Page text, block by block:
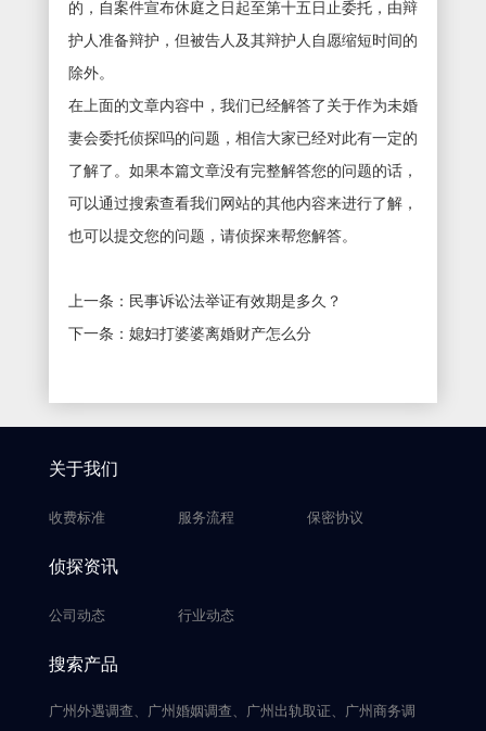
的，自案件宣布休庭之日起至第十五日止委托，由辩
护人准备辩护，但被告人及其辩护人自愿缩短时间的
除外。
在上面的文章内容中，我们已经解答了关于作为未婚
妻会委托侦探吗的问题，相信大家已经对此有一定的
了解了。如果本篇文章没有完整解答您的问题的话，
可以通过搜索查看我们网站的其他内容来进行了解，
也可以提交您的问题，请侦探来帮您解答。
上一条： 民事诉讼法举证有效期是多久？
下一条： 媳妇打婆婆离婚财产怎么分
关于我们
收费标准 服务流程 保密协议
侦探资讯
公司动态 行业动态
搜索产品
广州外遇调查、广州婚姻调查、广州出轨取证、广州商务调